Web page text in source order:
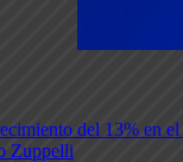
del 13% en
Zuppelli